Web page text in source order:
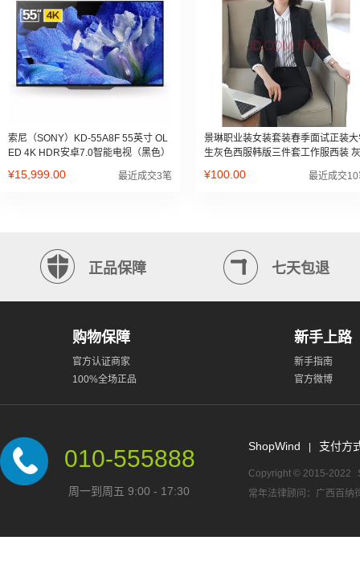
索尼（SONY）KD-55A8F 55英寸 OL
ED 4K HDR安卓7.0智能电视（黑色）
¥15,999.00 最近成交3笔
景琳职业装女装套装春季面试正装
生灰色西服韩版三件套工作服西装 灰
¥100.00 最近成交10
正品保障 七天包退
购物保障
官方认证商家
100%全场正品
新手上路
新手指南
官方微博
010-555888
周一到周五 9:00 - 17:30
ShopWind 支付方
Copyright © 2015-2022
常年法律顾问：广西百纳